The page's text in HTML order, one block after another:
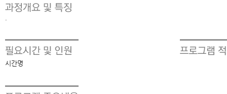
·
시간명